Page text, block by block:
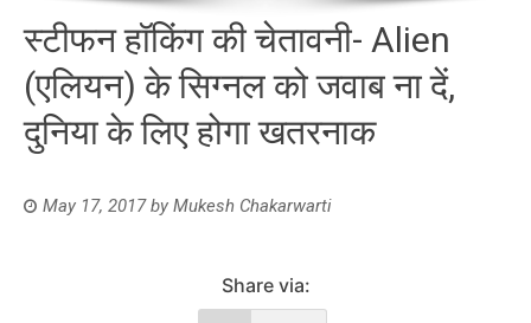
स्‍टीफन हॉकिंग की चेतावनी- Alien
(एलियन) के सिग्‍नल को जवाब ना दें,
दुनिया के लिए होगा खतरनाक
May 17, 2017by Mukesh Chakarwarti
Share via: